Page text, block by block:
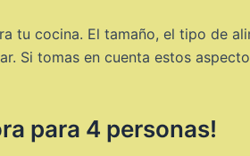
tu cocina. El tamaño, el tipo de
Si tomas en cuenta estos
para 4 personas!